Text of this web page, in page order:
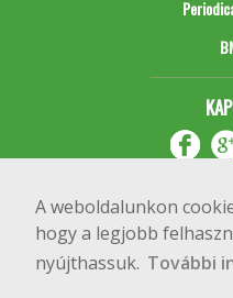
A weboldalunkon
hogy a legjobb
nyújthassuk. További